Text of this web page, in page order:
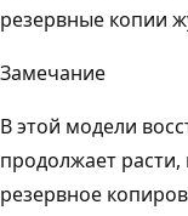
резервные копии
Замечание
В этой модели
продолжает расти,
резервное